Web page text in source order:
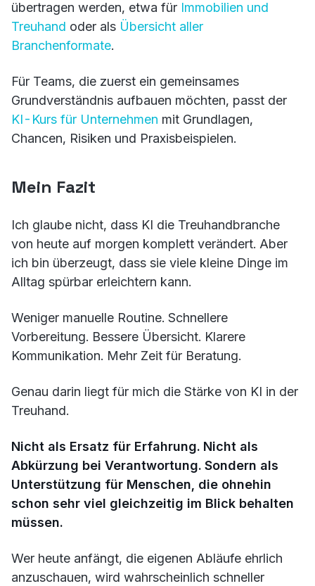
übertragen werden, etwa für Immobilien und
Treuhand oder als Übersicht aller
Branchenformate.
Für Teams, die zuerst ein gemeinsames
Grundverständnis aufbauen möchten, passt der
KI-Kurs für Unternehmen mit Grundlagen,
Chancen, Risiken und Praxisbeispielen.
Mein Fazit
Ich glaube nicht, dass KI die Treuhandbranche
von heute auf morgen komplett verändert. Aber
ich bin überzeugt, dass sie viele kleine Dinge im
Alltag spürbar erleichtern kann.
Weniger manuelle Routine. Schnellere
Vorbereitung. Bessere Übersicht. Klarere
Kommunikation. Mehr Zeit für Beratung.
Genau darin liegt für mich die Stärke von KI in der
Treuhand.
Nicht als Ersatz für Erfahrung. Nicht als
Abkürzung bei Verantwortung. Sondern als
Unterstützung für Menschen, die ohnehin
schon sehr viel gleichzeitig im Blick behalten
müssen.
Wer heute anfängt, die eigenen Abläufe ehrlich
anzuschauen, wird wahrscheinlich schneller